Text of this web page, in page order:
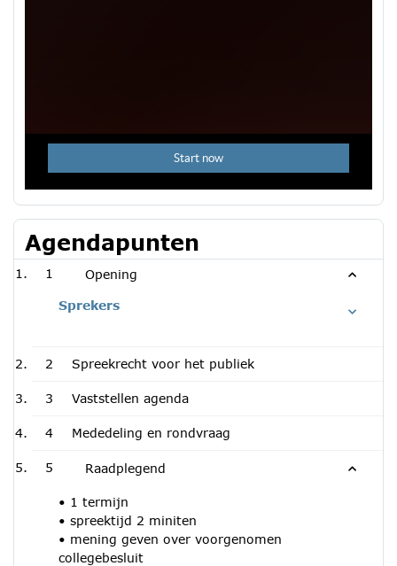
Agendapunten
1 Opening
Sprekers
2 Spreekrecht voor het publiek
3 Vaststellen agenda
4 Mededeling en rondvraag
5 Raadplegend
• 1 termijn
• spreektijd 2 miniten
• mening geven over voorgenomen
collegebesluit